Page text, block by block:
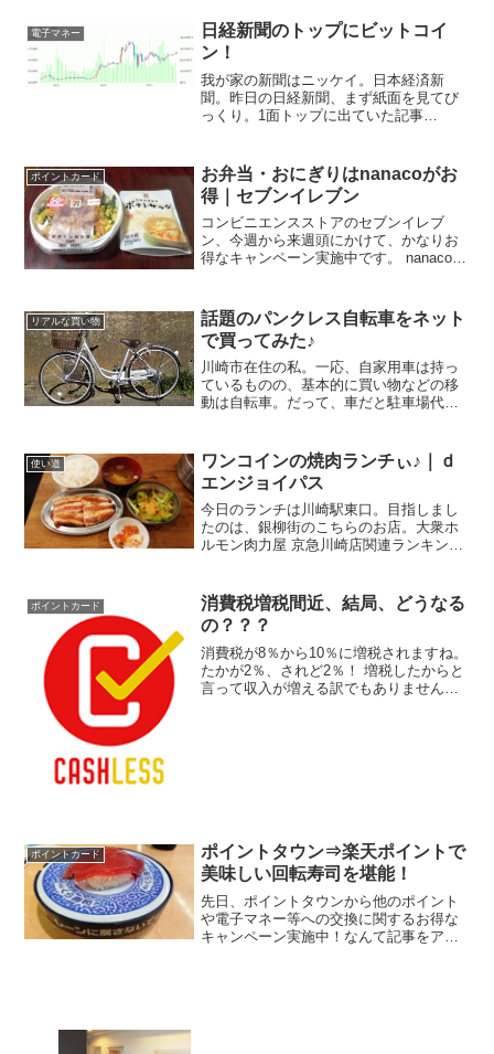
電子マネー
日経新聞のトップにビットコイ
ン！
我が家の新聞はニッケイ。日本経済新
聞。昨日の日経新聞、まず紙面を見てび
っくり。1面トップに出ていた記事
に↑ビットコインの話。なんか、すごい時
代が来たなー、って感じ。...
ポイントカード
お弁当・おにぎりはnanacoがお
得｜セブンイレブン
コンビニエンスストアのセブンイレブ
ン、今週から来週頭にかけて、かなりお
得なキャンペーン実施中です。 nanacoで
11月21日（月）の間にnanacoを使って
税...
リアルな買い物
話題のパンクレス自転車をネット
で買ってみた♪
川崎市在住の私。一応、自家用車は持っ
ているものの、基本的に買い物などの移
動は自転車。だって、車だと駐車場代が
ね．．．そんな自転車を5年くらい乗って
いたのですが、最近、頻繁に...
使い道
ワンコインの焼肉ランチぃ♪｜ｄ
エンジョイパス
今日のランチは川崎駅東口。目指しまし
たのは、銀柳街のこちらのお店。大衆ホ
ルモン肉力屋 京急川崎店関連ランキン
の脇にある階段、これがね、メチャ綺麗
なのよ天井の提灯が...
ポイントカード
消費税増税間近、結局、どうなる
の？？？
消費税が8％から10％に増税されますね。
たかが2％、されど2％！ 増税したからと
言って収入が増える訳でもありません
ポイントカード
ポイントタウン⇒楽天ポイントで
美味しい回転寿司を堪能！
先日、ポイントタウンから他のポイント
や電子マネー等への交換に関するお得な
キャンペーン実施中！なんて記事をアッ